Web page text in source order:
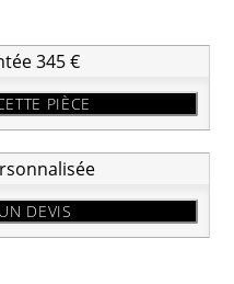
345 €
PIÈCE
DEVIS